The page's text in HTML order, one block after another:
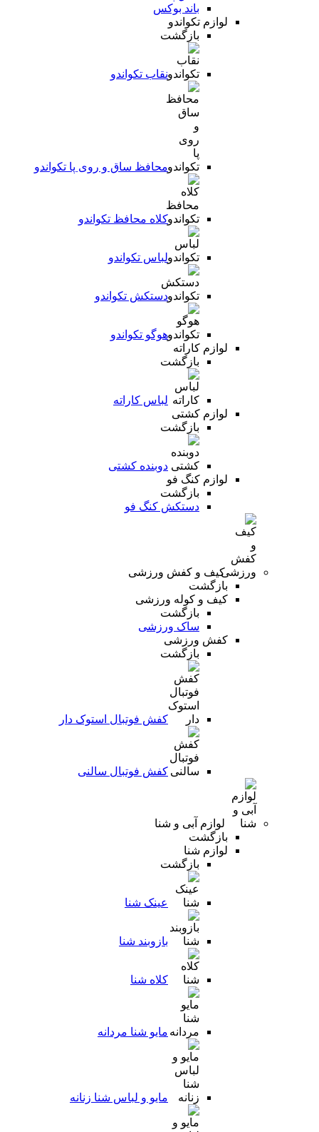
باند بوکس
لوازم تکواندو
بازگشت
نقاب تکواندو
محافظ ساق و روی پا تکواندو
کلاه محافظ تکواندو
لباس تکواندو
دستکش تکواندو
هوگو تکواندو
لوازم کاراته
بازگشت
لباس کاراته
لوازم کشتی
بازگشت
دوبنده کشتی
لوازم کنگ فو
بازگشت
دستکش کنگ فو
کیف و کفش ورزشی
بازگشت
کیف و کوله ورزشی
بازگشت
ساک ورزشی
کفش ورزشی
بازگشت
کفش فوتبال استوک دار
کفش فوتبال سالنی
لوازم آبی و شنا
بازگشت
لوازم شنا
بازگشت
عینک شنا
بازوبند شنا
کلاه شنا
مایو شنا مردانه
مایو و لباس شنا زنانه